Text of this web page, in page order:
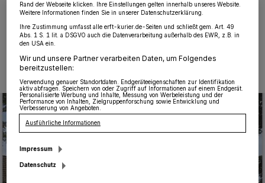
02.07.2024 , 09:00 Uhr 2 Minuten Lesezeit
Rand der Webseite klicken. Ihre Einstellungen gelten innerhalb unseres Website.
Weitere Informationen finden Sie in unserer Datenschutzerklärung.
Ihre Zustimmung umfasst alle erft-kurier.de-Seiten und schließt gem. Art. 49
Abs. 1 S. 1 lit. a DSGVO auch die Datenverarbeitung außerhalb des EWR, z.B. in
den USA ein.
Wir und unsere Partner verarbeiten Daten, um Folgendes
bereitzustellen:
Verwendung genauer Standortdaten. Endgeräteeigenschaften zur Identifikation
aktiv abfragen. Speichern von oder Zugriff auf Informationen auf einem Endgerät.
Personalisierte Werbung und Inhalte, Messung von Werbeleistung und der
Performance von Inhalten, Zielgruppenforschung sowie Entwicklung und
Verbesserung von Angeboten.
Ausführliche Informationen
Impressum
Datenschutz